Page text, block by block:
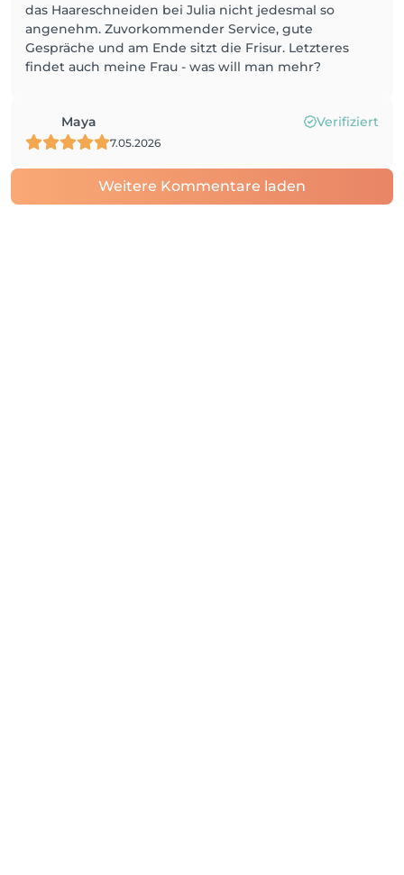
das Haareschneiden bei Julia nicht jedesmal so
angenehm. Zuvorkommender Service, gute
Gespräche und am Ende sitzt die Frisur. Letzteres
findet auch meine Frau - was will man mehr?
Maya Verifiziert
7.05.2026
Weitere Kommentare laden